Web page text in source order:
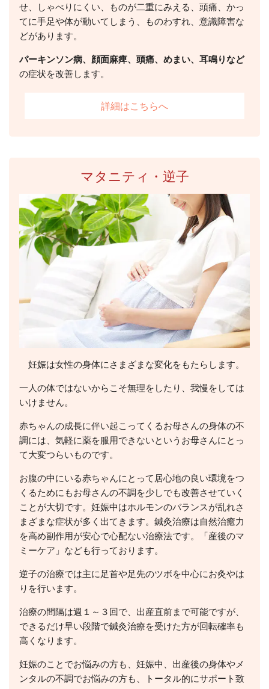
せ、しゃべりにくい、ものが二重にみえる、頭痛、かっ
てに手足や体が動いてしまう、ものわすれ、意識障害な
どがあります。
パーキンソン病、顔面麻痺、頭痛、めまい、耳鳴りなど
の症状を改善します。
詳細はこちらへ
マタニティ・逆子
妊娠は女性の身体にさまざまな変化をもたらします。
一人の体ではないからこそ無理をしたり、我慢をしては
いけません。
赤ちゃんの成長に伴い起こってくるお母さんの身体の不
調には、気軽に薬を服用できないというお母さんにとっ
て大変つらいものです。
お腹の中にいる赤ちゃんにとって居心地の良い環境をつ
くるためにもお母さんの不調を少しでも改善させていく
ことが大切です。妊娠中はホルモンのバランスが乱れさ
まざまな症状が多く出てきます。鍼灸治療は自然治癒力
を高め副作用が安心で心配ない治療法です。「産後のマ
ミーケア」なども行っております。
逆子の治療では主に足首や足先のツボを中心にお灸やは
りを行います。
治療の間隔は週１～３回で、出産直前まで可能ですが、
できるだけ早い段階で鍼灸治療を受けた方が回転確率も
高くなります。
妊娠のことでお悩みの方も、妊娠中、出産後の身体やメ
ンタルの不調でお悩みの方も、トータル的にサポート致